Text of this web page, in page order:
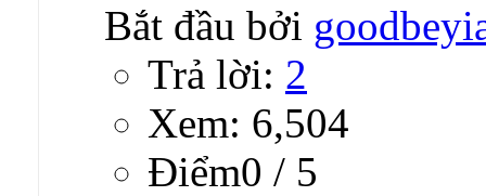
Bắt đầu bởi
Trả lời: 2
Xem: 6,504
Ðiểm0 / 5